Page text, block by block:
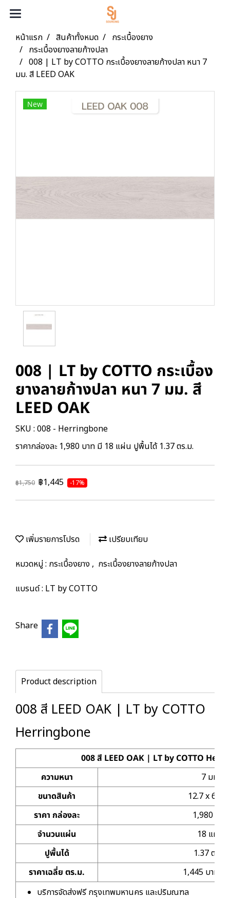
หน้าแรก สินค้าทั้งหมด
กระเบื้องยาง
กระเบื้องยางลายก้างปลา
008 | LT by COTTO กระเบื้องยางลายก้างปลา หนา 7
มม. สี LEED OAK
New
008 | LT by COTTO กระเบื้อง
ยางลายก้างปลา หนา 7 มม. สี
LEED OAK
SKU : 008 - Herringbone
ราคากล่องละ 1,980 บาท มี 18 แผ่น ปูพื้นได้ 1.37 ตร.ม.
฿1,750 ฿1,445 -17%
เพิ่มรายการโปรด
เปรียบเทียบ
หมวดหมู่ : กระเบื้องยาง, กระเบื้องยางลายก้างปลา
แบรนด์ : LT by COTTO
Share
Product description
008 สี LEED OAK | LT by COTTO
Herringbone
008 สี LEED OAK | LT by COTTO
ความหนา
7 มม.
ขนาดสินค้า
12.7 x 60 ซ
ราคา กล่องละ
1,980 บาท
จำนวนแผ่น
18 แผ่น
ปูพื้นได้
1.37 ตร.ม.
ราคาเฉลี่ย ตร.ม.
1,445 บาท/ต
บริการจัดส่งฟรี กรุงเทพมหานคร และปริมณฑล